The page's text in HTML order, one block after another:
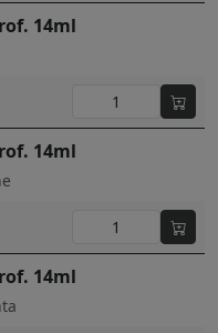
14ml
14ml
14ml